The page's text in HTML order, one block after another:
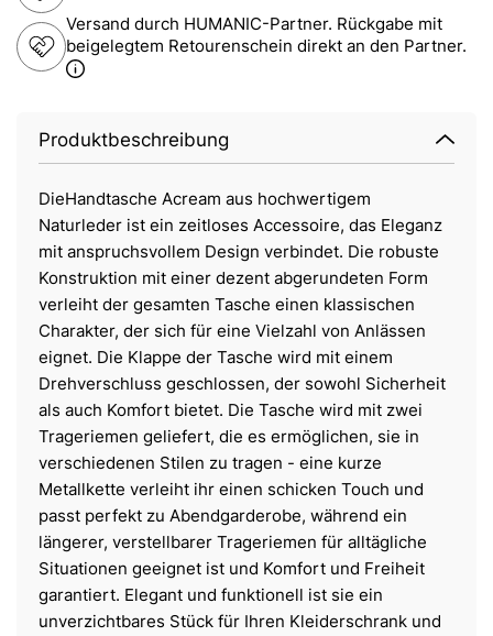
Versand durch HUMANIC-Partner. Rückgabe mit
beigelegtem Retourenschein direkt an den Partner.
Produktbeschreibung
DieHandtasche Acream aus hochwertigem
Naturleder ist ein zeitloses Accessoire, das Eleganz
mit anspruchsvollem Design verbindet. Die robuste
Konstruktion mit einer dezent abgerundeten Form
verleiht der gesamten Tasche einen klassischen
Charakter, der sich für eine Vielzahl von Anlässen
eignet. Die Klappe der Tasche wird mit einem
Drehverschluss geschlossen, der sowohl Sicherheit
als auch Komfort bietet. Die Tasche wird mit zwei
Trageriemen geliefert, die es ermöglichen, sie in
verschiedenen Stilen zu tragen - eine kurze
Metallkette verleiht ihr einen schicken Touch und
passt perfekt zu Abendgarderobe, während ein
längerer, verstellbarer Trageriemen für alltägliche
Situationen geeignet ist und Komfort und Freiheit
garantiert. Elegant und funktionell ist sie ein
unverzichtbares Stück für Ihren Kleiderschrank und